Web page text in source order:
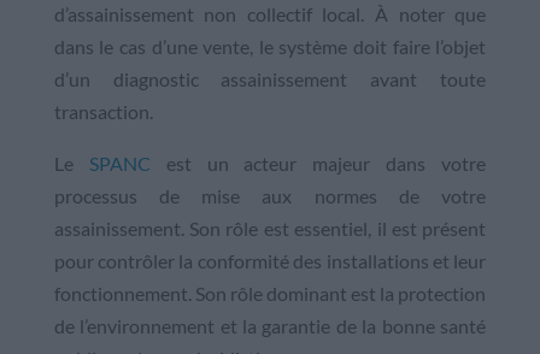
d’assainissement non collectif local. À noter que
dans le cas d’une vente, le système doit faire l’objet
d’un diagnostic assainissement avant toute
transaction.
Le SPANC est un acteur majeur dans votre
processus de mise aux normes de votre
assainissement. Son rôle est essentiel, il est présent
pour contrôler la conformité des installations et leur
fonctionnement. Son rôle dominant est la protection
de l’environnement et la garantie de la bonne santé